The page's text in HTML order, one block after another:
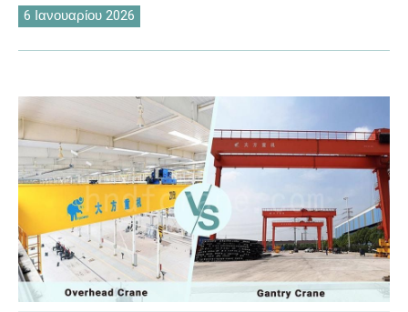
6 Ιανουαρίου 2026